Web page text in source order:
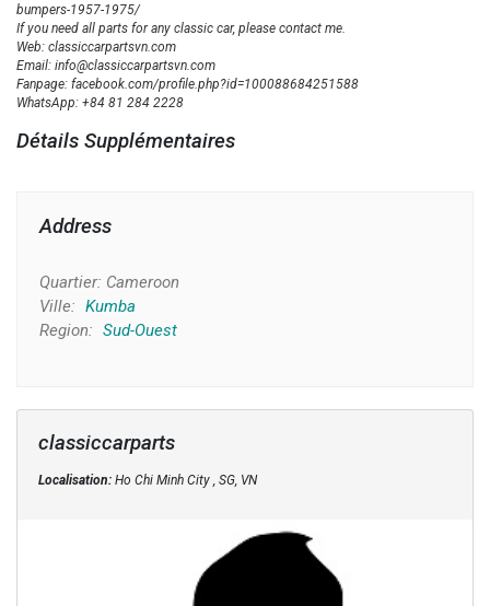
bumpers-1957-1975/
If you need all parts for any classic car, please contact me.
Web: classiccarpartsvn.com
Email: info@classiccarpartsvn.com
Fanpage: facebook.com/profile.php?id=100088684251588
WhatsApp: +84 81 284 2228
Détails Supplémentaires
Address
Quartier: Cameroon
Ville: Kumba
Region: Sud-Ouest
classiccarparts
Localisation:Ho Chi Minh City , SG, VN